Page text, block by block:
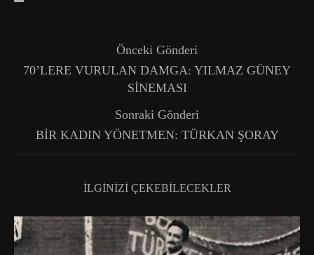
Önceki Gönderi
70’LERE VURULAN DAMGA: YILMAZ GÜNEY
SİNEMASI
Sonraki Gönderi
BİR KADIN YÖNETMEN: TÜRKAN ŞORAY
İLGINIZI ÇEKEBILECEKLER